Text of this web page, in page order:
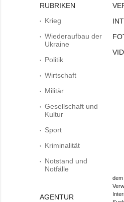
RUBRIKEN
Krieg
Wiederaufbau der
Ukraine
Politik
Wirtschaft
Militär
Gesellschaft und
Kultur
Sport
Kriminalität
Notstand und
Notfälle
AGENTUR